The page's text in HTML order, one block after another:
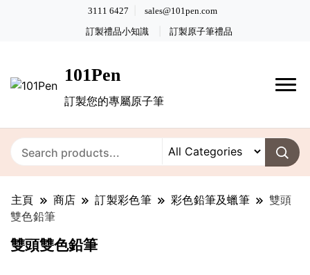
3111 6427 sales@101pen.com
訂製禮品小知識 訂製原子筆禮品
101Pen
訂製您的專屬原子筆
主頁 商店 訂製彩色筆 彩色鉛筆及蠟筆
雙頭
雙色鉛筆
雙頭雙色鉛筆